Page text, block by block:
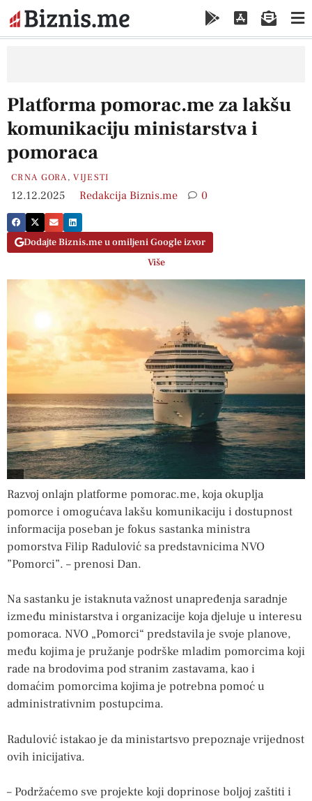
Platforma pomorac.me za lakšu
komunikaciju ministarstva i
pomoraca
CRNA GORA,VIJESTI
12.12.2025 Redakcija Biznis.me 0
Dodajte Biznis.me u omiljeni Google izvor
Više
Razvoj onlajn platforme pomorac.me, koja okuplja
pomorce i omogućava lakšu komunikaciju i dostupnost
informacija poseban je fokus sastanka ministra
pomorstva Filip Radulović sa predstavnicima NVO
”Pomorci”. – prenosi Dan.
Na sastanku je istaknuta važnost unapređenja saradnje
između ministarstva i organizacije koja djeluje u interesu
pomoraca. NVO „Pomorci“ predstavila je svoje planove,
među kojima je pružanje podrške mladim pomorcima koji
rade na brodovima pod stranim zastavama, kao i
domaćim pomorcima kojima je potrebna pomoć u
administrativnim postupcima.
Radulović istakao je da ministartsvo prepoznaje vrijednost
ovih inicijativa.
– Podržaćemo sve projekte koji doprinose boljoj zaštiti i